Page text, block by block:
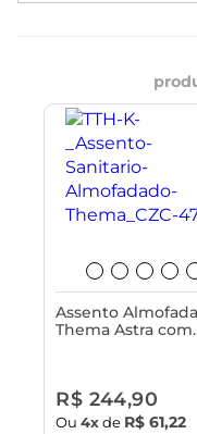
Assento
Thema Astra com
R$ 244,90
Ou4xde R$ 61,22